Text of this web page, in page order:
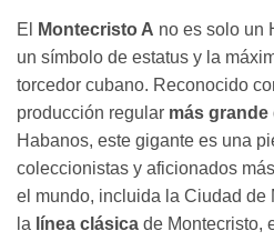
El Montecristo A no es solo un
un símbolo de estatus y la
torcedor cubano. Reconocido
producción regular más grande
Habanos, este gigante es una
coleccionistas y aficionados
el mundo, incluida la Ciudad de
la línea clásica de Montecristo,